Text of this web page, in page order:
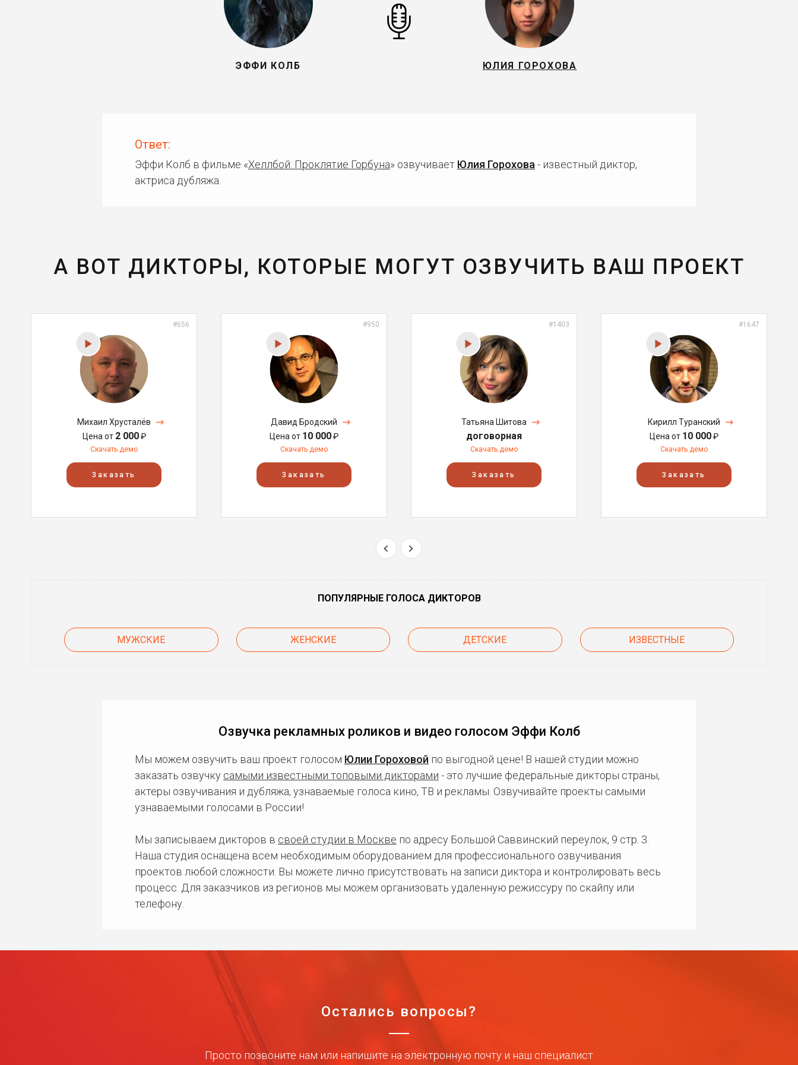
ЭФФИ КОЛБ ЮЛИЯ ГОРОХОВА
Ответ:
Эффи Колб в фильме «Хеллбой: Проклятие Горбуна» озвучивает Юлия Горохова - известный диктор,
актриса дубляжа.
А ВОТ ДИКТОРЫ, КОТОРЫЕ МОГУТ ОЗВУЧИТЬ ВАШ ПРОЕКТ
#656
Михаил Хрусталёв
Цена от 2 000₽
Скачать демо
Заказать
#950
Давид Бродский
Цена от 10 000₽
Скачать демо
Заказать
#1403
Татьяна Шитова
договорная
Скачать демо
Заказать
#1647
Кирилл Туранский
Цена от 10 000₽
Скачать демо
Заказать
ПОПУЛЯРНЫЕ ГОЛОСА ДИКТОРОВ
МУЖСКИЕ ЖЕНСКИЕ ДЕТСКИЕ ИЗВЕСТНЫЕ
Озвучка рекламных роликов и видео голосом Эффи Колб
Мы можем озвучить ваш проект голосом Юлии Гороховой по выгодной цене! В нашей студии можно
заказать озвучку самыми известными топовыми дикторами - это лучшие федеральные дикторы страны,
актеры озвучивания и дубляжа, узнаваемые голоса кино, ТВ и рекламы. Озвучивайте проекты самыми
узнаваемыми голосами в России!
Мы записываем дикторов в своей студии в Москве по адресу Большой Саввинский переулок, 9 стр. 3.
Наша студия оснащена всем необходимым оборудованием для профессионального озвучивания
проектов любой сложности. Вы можете лично присутствовать на записи диктора и контролировать весь
процесс. Для заказчиков из регионов мы можем организовать удаленную режиссуру по скайпу или
телефону.
Остались вопросы?
Просто позвоните нам или напишите на электронную почту и наш специалист